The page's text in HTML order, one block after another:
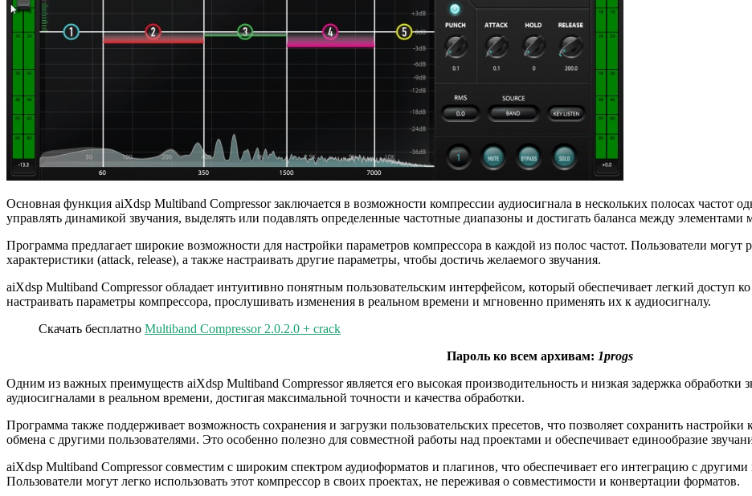
Основная функция aiXdsp Multiband Compressor заключается в возможности компрессии аудиосигнала в нескольких полосах частот
управлять динамикой звучания, выделять или подавлять определенные частотные диапазоны и достигать баланса между элементами
Программа предлагает широкие возможности для настройки параметров компрессора в каждой из полос частот. Пользователи могут
характеристики (attack, release), а также настраивать другие параметры, чтобы достичь желаемого звучания.
aiXdsp Multiband Compressor обладает интуитивно понятным пользовательским интерфейсом, который обеспечивает легкий доступ
настраивать параметры компрессора, прослушивать изменения в реальном времени и мгновенно применять их к аудиосигналу.
Скачать бесплатно Multiband Compressor 2.0.2.0 + crack
Пароль ко всем архивам: 1progs
Одним из важных преимуществ aiXdsp Multiband Compressor является его высокая производительность и низкая задержка обработки
аудиосигналами в реальном времени, достигая максимальной точности и качества обработки.
Программа также поддерживает возможность сохранения и загрузки пользовательских пресетов, что позволяет сохранить
обмена с другими пользователями. Это особенно полезно для совместной работы над проектами и обеспечивает единообразие
aiXdsp Multiband Compressor совместим с широким спектром аудиоформатов и плагинов, что обеспечивает его интеграцию с
Пользователи могут легко использовать этот компрессор в своих проектах, не переживая о совместимости и конвертации форматов.